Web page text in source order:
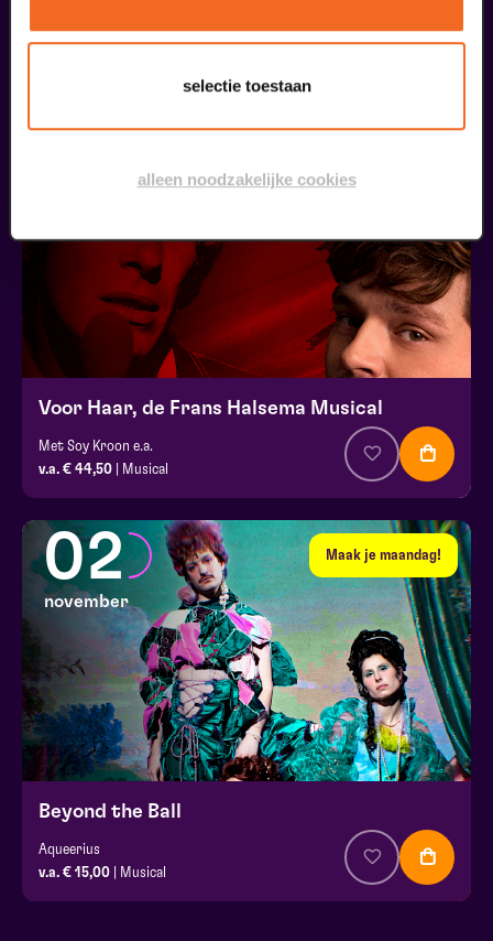
selectie toestaan
alleen noodzakelijke cookies
Met Suzan Seegers e.a.
31
Voor Haar, de Frans Halsema Musical
Met Soy Kroon e.a.
v.a. € 44,50 | Musical
Maak je maandag!
02
november
Beyond the Ball
Aqueerius
v.a. € 15,00 | Musical